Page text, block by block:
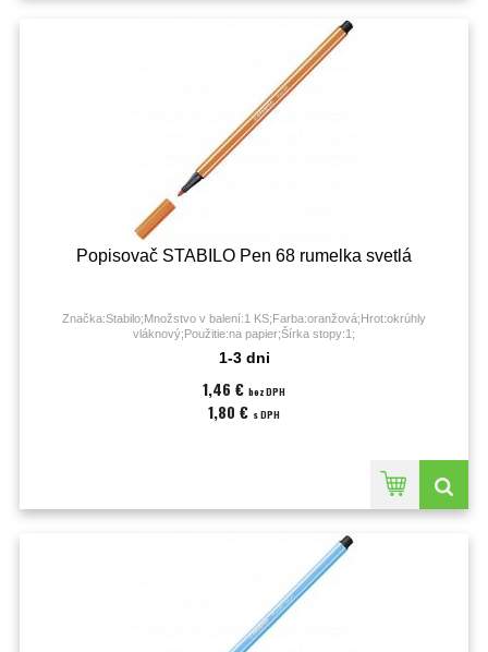
Popisovač STABILO Pen 68 rumelka svetlá
Značka:Stabilo;Množstvo v balení:1 KS;Farba:oranžová;Hrot:okrúhly
vláknový;Použitie:na papier;Šírka stopy:1;
1-3 dni
1,46 € bez DPH
1,80 € s DPH